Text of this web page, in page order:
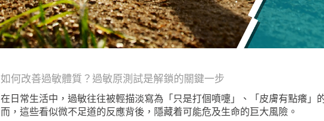
如何改善過敏體質？過敏原測試是解鎖的關鍵一步
在日常生活中，過敏往往被輕描淡寫為「只是打個噴嚏」、「皮膚有點癢」
而，這些看似微不足道的反應背後，隱藏着可能危及生命的巨大風險。